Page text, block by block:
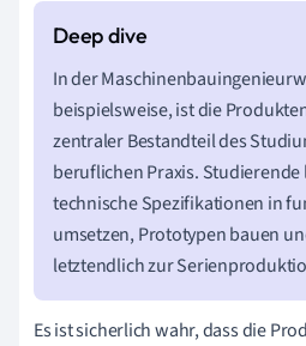
In der
beispielsweise, ist die
zentraler Bestandteil des
beruflichen Praxis. Studierende
technische Spezifikationen in
umsetzen, Prototypen bauen
letztendlich zur
Es ist sicherlich wahr, dass die